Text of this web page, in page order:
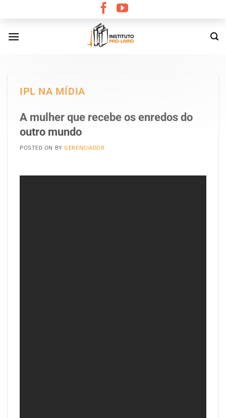
content
IPL NA MÍDIA
A mulher que recebe os enredos do
outro mundo
POSTED ON BYGERENCIADOR